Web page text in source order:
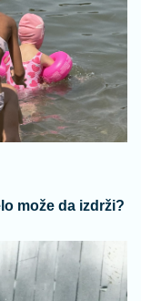
može da izdrži?